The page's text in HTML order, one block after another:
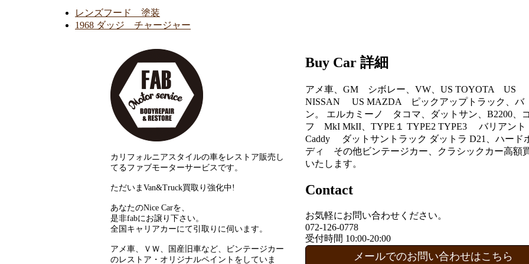
レンズフード 塗装
1968 ダッジ チャージャー
カリフォルニアスタイルの車をレストア販売し
てるファブモーターサービスです。
ただいまVan&Truck買取り強化中!
あなたのNice Carを、
是非fabにお譲り下さい。
全国キャリアカーにて引取りに伺います。
アメ車、ＶＷ、国産旧車など、ビンテージカー
のレストア・オリジナルペイントをしていま
Buy Car 詳細
アメ車、GM シボレー、VW、US TOYOTA US
NISSAN US MAZDA ピックアップトラック、バ
ン。 エルカミーノ タコマ、ダットサン、B2200、
フ MkI MkII、TYPE１ TYPE2 TYPE3 バリアン
Caddy ダットサントラック ダットラ D21、ハード
ディ その他ビンテージカー、クラシックカー高額
いたします。
Contact
お気軽にお問い合わせください。
072-126-0778
受付時間 10:00-20:00
メールでのお問い合わせはこちら